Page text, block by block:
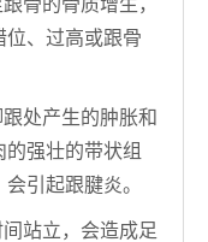
位、过高或跟骨
处产生的肿胀和
强壮的带状组
引起跟腱炎。
站立，会造成足